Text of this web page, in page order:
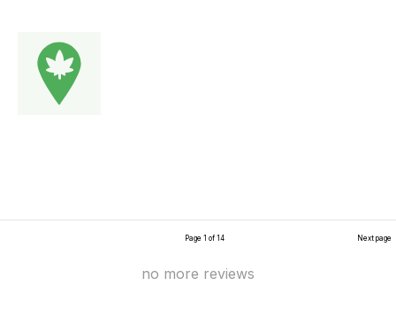
Page 1 of 14 Next page
no more reviews